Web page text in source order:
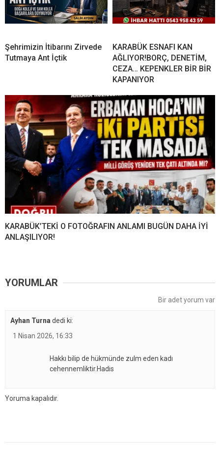
Şehrimizin İtibarını Zirvede
Tutmaya Ant İçtik
KARABÜK ESNAFI KAN
AĞLIYOR!BORÇ, DENETİM,
CEZA… KEPENKLER BİR BİR
KAPANIYOR
KARABÜK’TEKİ O FOTOĞRAFIN ANLAMI BUGÜN DAHA İYİ
ANLAŞILIYOR!
YORUMLAR
Bir adet yorum var
Ayhan Turna dedi ki:
1 Nisan 2026, 16:33
Hakkı bilip de hükmünde zulm eden kadı
cehennemliktir.Hadis
Yoruma kapalıdır.